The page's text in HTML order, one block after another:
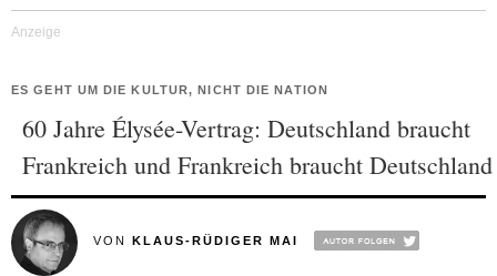
ES GEHT UM DIE KULTUR, NICHT DIE NATION
60 Jahre Élysée-Vertrag: Deutschland braucht
Frankreich und Frankreich braucht Deutschland
VON KLAUS-RÜDIGER MAI